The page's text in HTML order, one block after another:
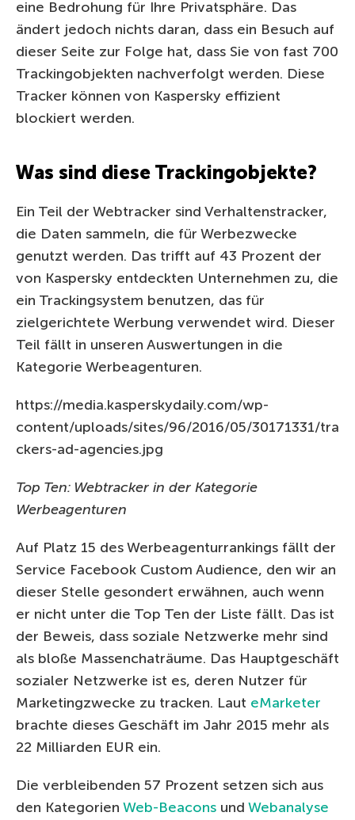
eine Bedrohung für Ihre Privatsphäre. Das
ändert jedoch nichts daran, dass ein Besuch auf
dieser Seite zur Folge hat, dass Sie von fast 700
Trackingobjekten nachverfolgt werden. Diese
Tracker können von Kaspersky effizient
blockiert werden.
Was sind diese Trackingobjekte?
Ein Teil der Webtracker sind Verhaltenstracker,
die Daten sammeln, die für Werbezwecke
genutzt werden. Das trifft auf 43 Prozent der
von Kaspersky entdeckten Unternehmen zu, die
ein Trackingsystem benutzen, das für
zielgerichtete Werbung verwendet wird. Dieser
Teil fällt in unseren Auswertungen in die
Kategorie Werbeagenturen.
https://media.kasperskydaily.com/wp-
content/uploads/sites/96/2016/05/30171331/tra
ckers-ad-agencies.jpg
Top Ten: Webtracker in der Kategorie
Werbeagenturen
Auf Platz 15 des Werbeagenturrankings fällt der
Service Facebook Custom Audience, den wir an
dieser Stelle gesondert erwähnen, auch wenn
er nicht unter die Top Ten der Liste fällt. Das ist
der Beweis, dass soziale Netzwerke mehr sind
als bloße Massenchaträume. Das Hauptgeschäft
sozialer Netzwerke ist es, deren Nutzer für
Marketingzwecke zu tracken. Laut eMarketer
brachte dieses Geschäft im Jahr 2015 mehr als
22 Milliarden EUR ein.
Die verbleibenden 57 Prozent setzen sich aus
den Kategorien Web-Beacons und Webanalyse